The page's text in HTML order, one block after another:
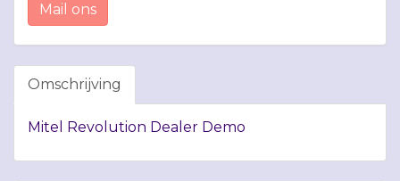
Mail ons
Omschrijving
Mitel Revolution Dealer Demo